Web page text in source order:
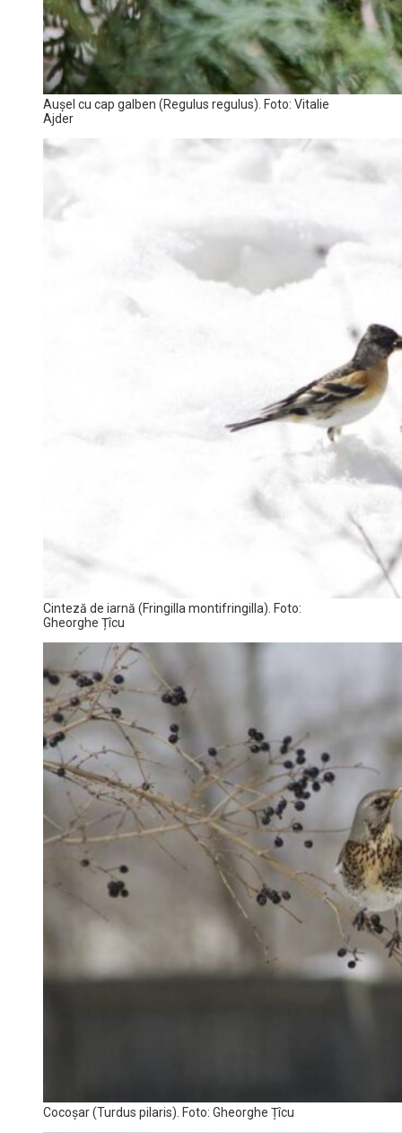
Aușel cu cap galben (Regulus regulus). Foto: Vitalie
Ajder
Cinteză de iarnă (Fringilla montifringilla). Foto:
Gheorghe Țîcu
Cocoșar (Turdus pilaris). Foto: Gheorghe Țîcu